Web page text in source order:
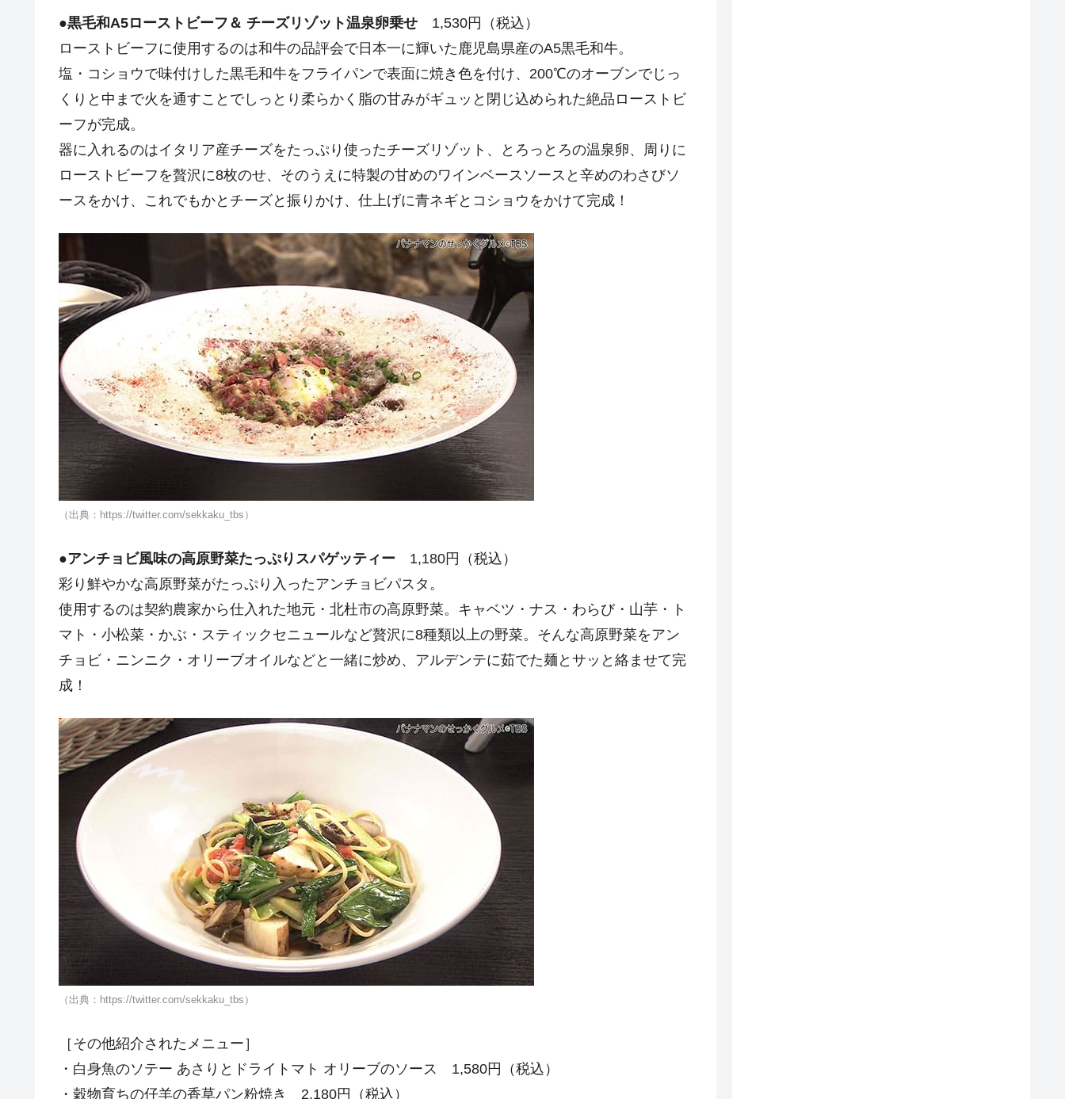
●黒毛和A5ローストビーフ＆ チーズリゾット温泉卵乗せ 1,530円（税込）
ローストビーフに使用するのは和牛の品評会で日本一に輝いた鹿児島県産のA5黒毛和牛。
塩・コショウで味付けした黒毛和牛をフライパンで表面に焼き色を付け、200℃のオーブンでじっ
くりと中まで火を通すことでしっとり柔らかく脂の甘みがギュッと閉じ込められた絶品ローストビ
ーフが完成。
器に入れるのはイタリア産チーズをたっぷり使ったチーズリゾット、とろっとろの温泉卵、周りに
ローストビーフを贅沢に8枚のせ、そのうえに特製の甘めのワインベースソースと辛めのわさびソ
ースをかけ、これでもかとチーズと振りかけ、仕上げに青ネギとコショウをかけて完成！
（出典：https://twitter.com/sekkaku_tbs）
●アンチョビ風味の高原野菜たっぷりスパゲッティー 1,180円（税込）
彩り鮮やかな高原野菜がたっぷり入ったアンチョビパスタ。
使用するのは契約農家から仕入れた地元・北杜市の高原野菜。キャベツ・ナス・わらび・山芋・ト
マト・小松菜・かぶ・スティックセニュールなど贅沢に8種類以上の野菜。そんな高原野菜をアン
チョビ・ニンニク・オリーブオイルなどと一緒に炒め、アルデンテに茹でた麺とサッと絡ませて完
成！
（出典：https://twitter.com/sekkaku_tbs）
［その他紹介されたメニュー］
・白身魚のソテー あさりとドライトマト オリーブのソース 1,580円（税込）
・穀物育ちの仔羊の香草パン粉焼き 2,180円（税込）